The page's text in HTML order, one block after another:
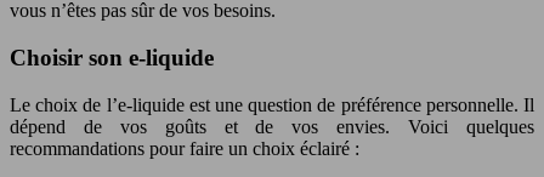
vous n’êtes pas sûr de vos besoins.
Choisir son e-liquide
Le choix de l’e-liquide est une question de préférence personnelle. Il
dépend de vos goûts et de vos envies. Voici quelques
recommandations pour faire un choix éclairé :